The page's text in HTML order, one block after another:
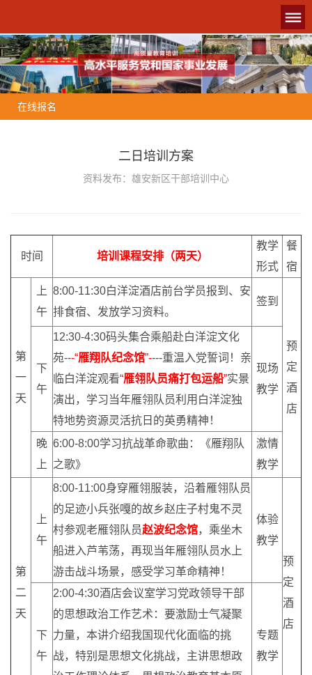
在线报名
二日培训方案
资料发布：雄安新区干部培训中心
时间 培训课程安排（两天）
教学
形式
餐
宿
第
一
天
上
午
8:00-11:30白洋淀酒店前台学员报到、安
排食宿、发放学习资料。
签到
预
定
酒
店
下
午
12:30-4:30码头集合乘船赴白洋淀文化
苑---“雁翔队纪念馆”----重温入党誓词！亲
临白洋淀观看“雁翎队员痛打包运船”实景
演出，学习当年雁翎队员利用白洋淀独
特地势资源灵活抗日的英勇精神！
现场
教学
晚
上
6:00-8:00学习抗战革命歌曲：《雁翔队
之歌》
激情
教学
第
二
天
上
午
8:00-11:00身穿雁翎服装，沿着雁翎队员
的足迹小兵张嘎的故乡赵庄子村鬼不灵
村参观老雁翎队员赵波纪念馆，乘坐木
船进入芦苇荡，再现当年雁翎队员水上
游击战斗场景，感受学习革命精神！
体验
教学
预
定
酒
店
下
午
2:00-4:30酒店会议室学习党政领导干部
的思想政治工作艺术：要激励士气凝聚
力量，本讲介绍我国现代化面临的挑
战，特别是思想文化挑战，主讲思想政
专题
教学